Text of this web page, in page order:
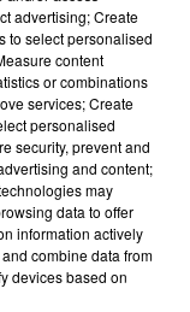
srcolmar/
advertising; Create
to select personalised
content
or combinations
services; Create
personalised
security, prevent and
and content;
may
data to offer
information actively
combine data from
devices based on